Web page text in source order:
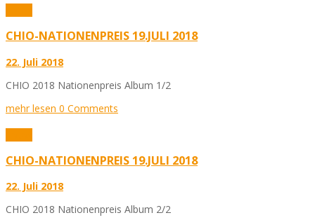
CHIO-NATIONENPREIS 19.JULI 2018
22. Juli 2018
CHIO 2018 Nationenpreis Album 1/2
mehr lesen 0 Comments
CHIO-NATIONENPREIS 19.JULI 2018
22. Juli 2018
CHIO 2018 Nationenpreis Album 2/2